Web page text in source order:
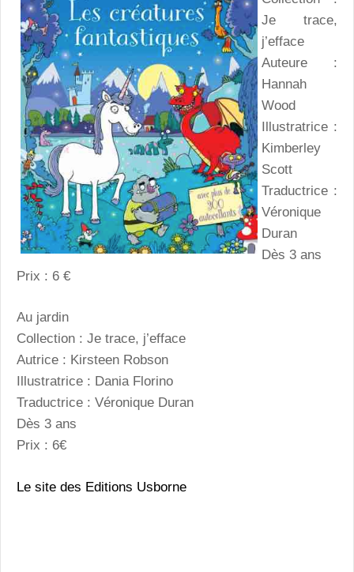
Je trace,
j’efface
Auteure :
Hannah
Wood
Illustratrice :
Kimberley
Scott
Traductrice :
Véronique
Duran
Dès 3 ans
Prix : 6 €
Au jardin
Collection : Je trace, j’efface
Autrice : Kirsteen Robson
Illustratrice : Dania Florino
Traductrice : Véronique Duran
Dès 3 ans
Prix : 6€
Le site des Editions Usborne